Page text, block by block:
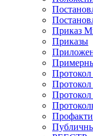
Приказ
Приказы
Протокол
Протокол
Протокол